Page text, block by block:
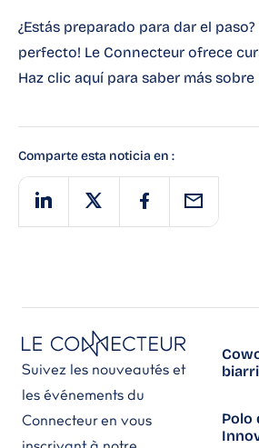
¿Estás preparado para dar el paso?
perfecto! Le Connecteur ofrece
Haz clic aquí para saber más
Comparte esta noticia en :
Suivez les nouveautés et
les événements du
Connecteur en vous
Polo